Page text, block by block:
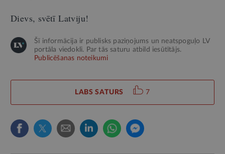
Dievs, svētī Latviju!
Šī informācija ir publisks paziņojums un neatspoguļo LV
portāla viedokli. Par tās saturu atbild iesūtītājs.
Publicēšanas noteikumi
LABS SATURS 7